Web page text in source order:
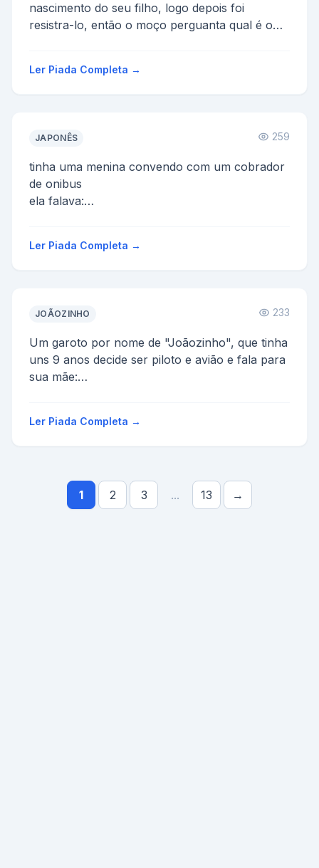
nascimento do seu filho, logo depois foi
resistra-lo, então o moço perguanta qual é o
Ler Piada Completa →
JAPONÊS 259
tinha uma menina convendo com um cobrador
de onibus
ela falava:
...
Ler Piada Completa →
JOÃOZINHO 233
Um garoto por nome de "Joãozinho", que tinha
uns 9 anos decide ser piloto e avião e fala para
sua mãe:
Ler Piada Completa →
1 2 3 ... 13 →